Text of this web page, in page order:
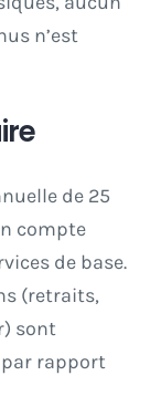
n’est
de 25
compte
de base.
(retraits,
sont
rapport